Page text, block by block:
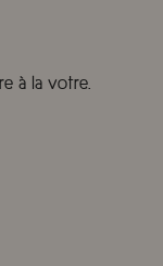
à la votre.